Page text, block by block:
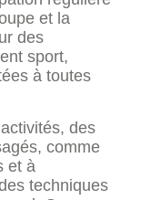
et la
des
sport,
à toutes
des
comme
et à
techniques